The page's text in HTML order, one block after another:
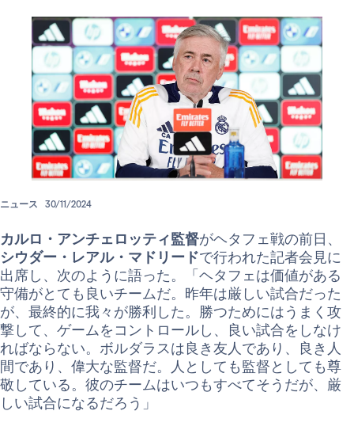
ニュース 30/11/2024
カルロ・アンチェロッティ監督がヘタフェ戦の前日、
シウダー・レアル・マドリードで行われた記者会見に
出席し、次のように語った。「ヘタフェは価値がある
守備がとても良いチームだ。昨年は厳しい試合だった
が、最終的に我々が勝利した。勝つためにはうまく攻
撃して、ゲームをコントロールし、良い試合をしなけ
ればならない。ボルダラスは良き友人であり、良き人
間であり、偉大な監督だ。人としても監督としても尊
敬している。彼のチームはいつもすべてそうだが、厳
しい試合になるだろう」